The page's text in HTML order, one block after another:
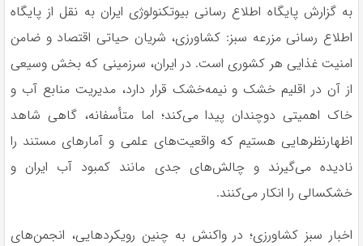
به گزارش پایگاه اطلاع رسانی بیوتکنولوژی ایران به نقل از پایگاه
اطلاع رسانی مزرعه سبز: کشاورزی، شریان حیاتی اقتصاد و ضامن
امنیت غذایی هر کشوری است. در ایران، سرزمینی که بخش وسیعی
از آن در اقلیم خشک و نیمه‌خشک قرار دارد، مدیریت منابع آب و
خاک اهمیتی دوچندان پیدا می‌کند؛ اما متأسفانه، گاهی شاهد
اظهارنظرهایی هستیم که واقعیت‌های علمی و آمارهای مستند را
نادیده می‌گیرند و چالش‌های جدی مانند کمبود آب ایران و
خشکسالی را انکار می‌کنند.
اخبار سبز کشاورزی؛ در واکنش به چنین رویکردهایی، انجمن‌های